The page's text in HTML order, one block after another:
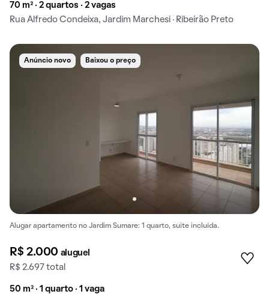
70 m² · 2 quartos · 2 vagas
Rua Alfredo Condeixa, Jardim Marchesi · Ribeirão Preto
Anúncio novo Baixou o preço
Alugar apartamento no Jardim Sumare: 1 quarto, suíte incluída.
R$ 2.000 aluguel
R$ 2.697 total
50 m² · 1 quarto · 1 vaga